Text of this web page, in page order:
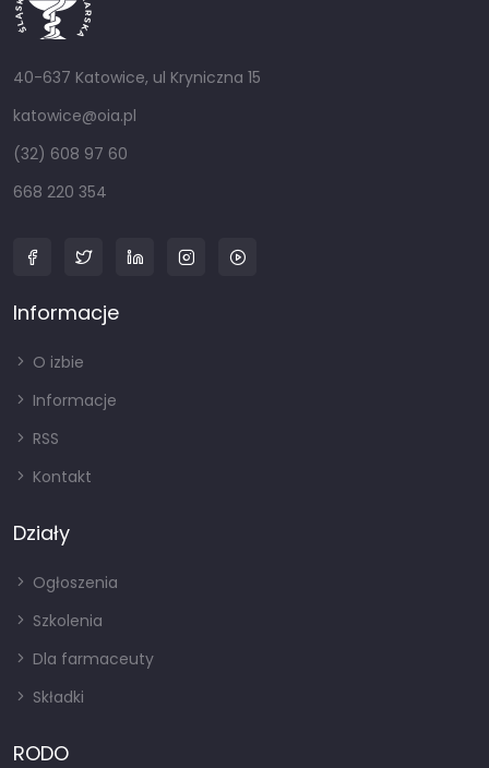
40-637 Katowice, ul Kryniczna 15
katowice@oia.pl
(32) 608 97 60
668 220 354
Informacje
O izbie
Informacje
RSS
Kontakt
Działy
Ogłoszenia
Szkolenia
Dla farmaceuty
Składki
RODO